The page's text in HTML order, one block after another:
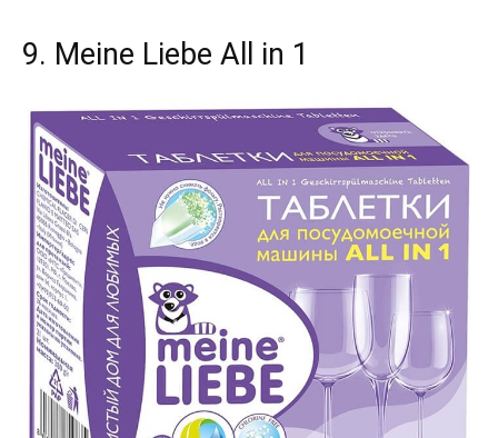
9. Meine Liebe All in 1